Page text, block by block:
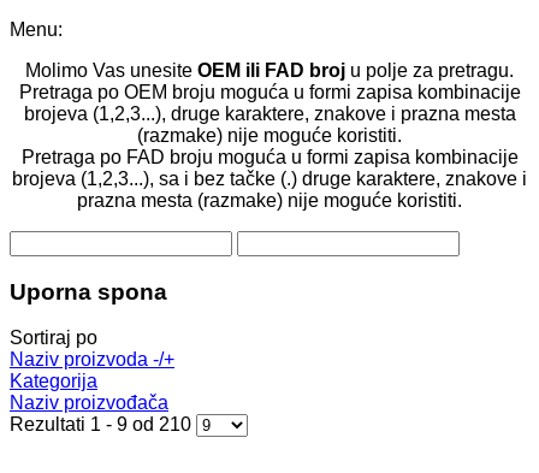
Menu:
Molimo Vas unesite OEM ili FAD broj u polje za pretragu.
Pretraga po OEM broju moguća u formi zapisa kombinacije
brojeva (1,2,3...), druge karaktere, znakove i prazna mesta
(razmake) nije moguće koristiti.
Pretraga po FAD broju moguća u formi zapisa kombinacije
brojeva (1,2,3...), sa i bez tačke (.) druge karaktere, znakove i
prazna mesta (razmake) nije moguće koristiti.
Uporna spona
Sortiraj po
Naziv proizvoda -/+
Kategorija
Naziv proizvođača
Rezultati 1 - 9 od 210